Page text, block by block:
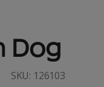
Dog
SKU: 126103